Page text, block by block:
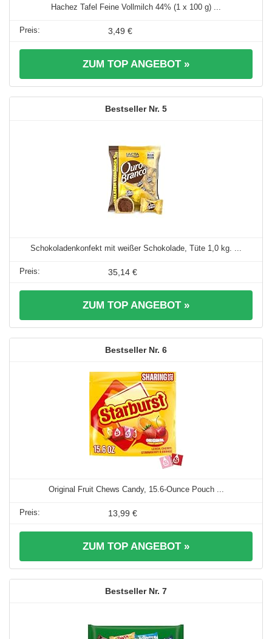
Hachez Tafel Feine Vollmilch 44% (1 x 100 g) ...
3,49 €
ZUM TOP ANGEBOT »
5
Schokoladenkonfekt mit weißer Schokolade, Tüte 1,0 kg. ...
35,14 €
ZUM TOP ANGEBOT »
6
Original Fruit Chews Candy, 15.6-Ounce Pouch ...
13,99 €
ZUM TOP ANGEBOT »
7